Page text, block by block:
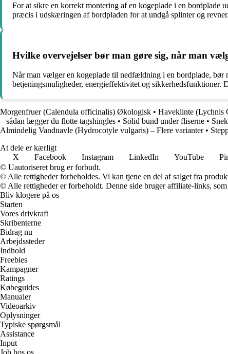
For at sikre en korrekt montering af en kogeplade i en bordplade
præcis i udskæringen af bordpladen for at undgå splinter og revner.
Hvilke overvejelser bør man gøre sig, når man
Når man vælger en kogeplade til nedfældning i en bordplade, bør
betjeningsmuligheder, energieffektivitet og sikkerhedsfunktioner.
Morgenfruer (Calendula officinalis) Økologisk • Haveklinte (Lychnis
– sådan lægger du flotte tagshingles • Solid bund under fliserne •
Almindelig Vandnavle (Hydrocotyle vulgaris) – Flere varianter•
At dele er kærligt
X
Facebook Instagram LinkedIn YouTube
© Uautoriseret brug er forbudt.
© Alle rettigheder forbeholdes. Vi kan tjene en del af salget fra
© Alle rettigheder er forbeholdt. Denne side bruger affiliate-links,
Bliv klogere på os
Starten
Vores drivkraft
Skribenterne
Bidrag nu
Arbejdssteder
Indhold
Freebies
Kampagner
Ratings
Købeguides
Manualer
Videoarkiv
Oplysninger
Typiske spørgsmål
Assistance
Input